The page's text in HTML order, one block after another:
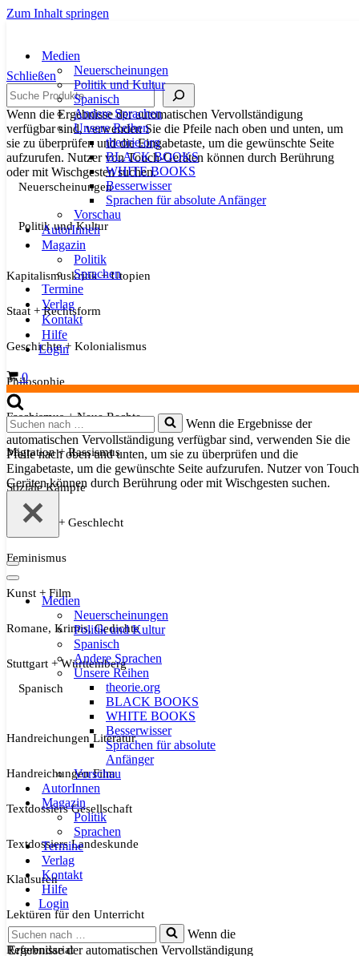
Zum Inhalt springen
Medien
Neuerscheinungen
Politik und Kultur
Spanisch
Andere Sprachen
Unsere Reihen
theorie.org
BLACK BOOKS
WHITE BOOKS
Besserwisser
Sprachen für absolute Anfänger
Vorschau
AutorInnen
Magazin
Politik
Sprachen
Termine
Verlag
Kontakt
Hilfe
Login
Warenkorb
0
Suchen
nach …
Wenn die Ergebnisse der
automatischen Vervollständigung verfügbar sind, verwenden Sie die
Pfeile nach oben und unten, um sie zu überprüfen und die
Eingabetaste, um die gewünschte Seite aufzurufen. Nutzer von
Geräten können durch Berührung oder mit Wischgesten suchen.
Navigationsmenü
Navigationsmenü
Medien
Neuerscheinungen
Politik und Kultur
Spanisch
Andere Sprachen
Unsere Reihen
theorie.org
BLACK BOOKS
WHITE BOOKS
Besserwisser
Sprachen für absolute
Anfänger
Vorschau
AutorInnen
Magazin
Politik
Sprachen
Termine
Verlag
Kontakt
Hilfe
Login
Suchen
nach …
Wenn die
Ergebnisse der automatischen Vervollständigung
Schließen
Suche
Wenn die Ergebnisse der automatischen Vervollständigung
verfügbar sind, verwenden Sie die Pfeile nach oben und unten, um
sie zu überprüfen und die Eingabetaste, um die gewünschte Seite
aufzurufen. Nutzer von Touch-Geräten können durch Berührung
oder mit Wischgesten suchen.
Neuerscheinungen
Politik und Kultur
Kapitalismuskritik + Utopien
Staat + Rechtsform
Geschichte + Kolonialismus
Philosophie
Faschismus + Neue Rechte
Migration + Rassismus
Soziale Kämpfe
Sexualität + Geschlecht
Feminismus
Kunst + Film
Romane, Krimis, Gedichte
Stuttgart + Württemberg
Spanisch
Handreichungen Literatur
Handreichungen Film
Textdossiers Gesellschaft
Textdossiers Landeskunde
Klausuren
Lektüren für den Unterricht
Referendariat